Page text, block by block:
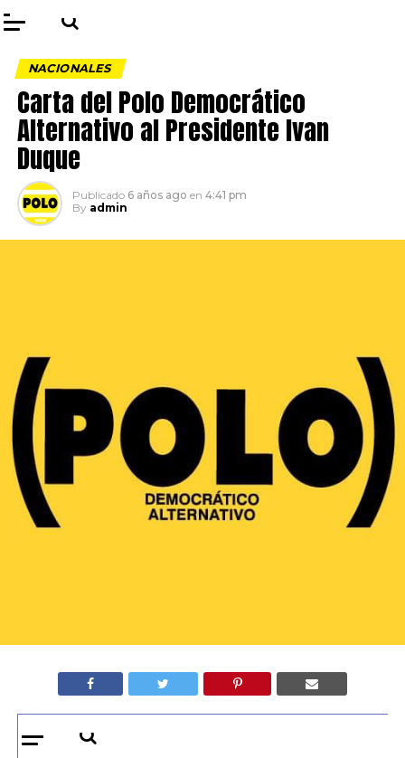
NACIONALES
Carta del Polo Democrático
Alternativo al Presidente Ivan
Duque
Publicado 6 años ago en 4:41 pm
By admin